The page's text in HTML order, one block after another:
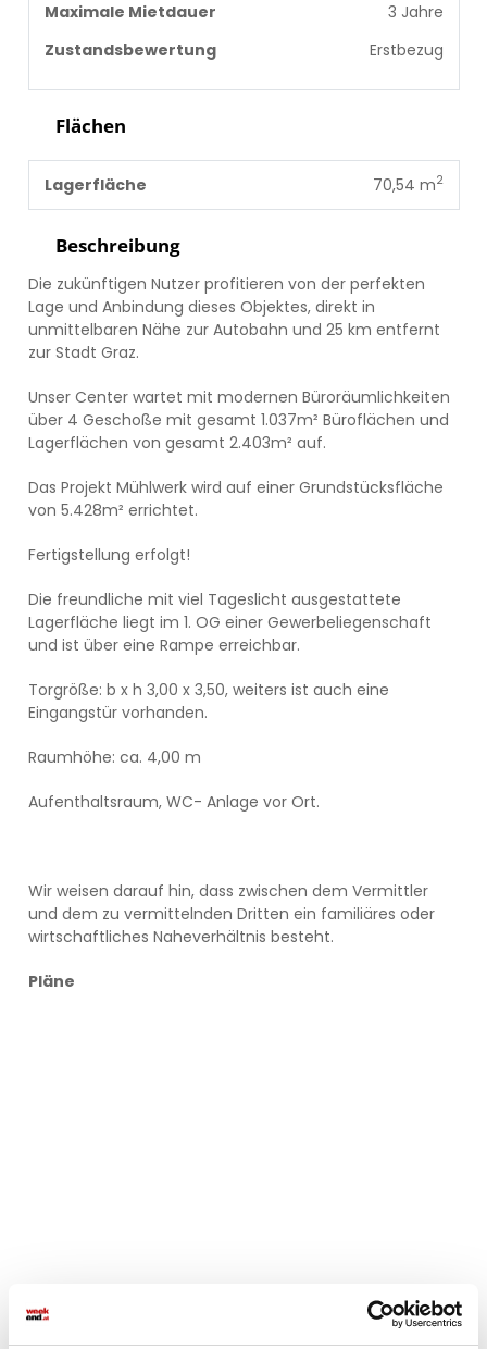
Beschreibung
Die zukünftigen Nutzer profitieren von der perfekten
Lage und Anbindung dieses Objektes, direkt in
unmittelbaren Nähe zur Autobahn und 25 km entfernt
zur Stadt Graz.
Unser Center wartet mit modernen Büroräumlichkeiten
über 4 Geschoße mit gesamt 1.037m² Büroflächen und
Lagerflächen von gesamt 2.403m² auf.
Das Projekt Mühlwerk wird auf einer Grundstücksfläche
von 5.428m² errichtet.
Fertigstellung erfolgt!
Die freundliche mit viel Tageslicht ausgestattete
Lagerfläche liegt im 1. OG einer Gewerbeliegenschaft
und ist über eine Rampe erreichbar.
Torgröße: b x h 3,00 x 3,50, weiters ist auch eine
Eingangstür vorhanden.
Raumhöhe: ca. 4,00 m
Aufenthaltsraum, WC- Anlage vor Ort.
Wir weisen darauf hin, dass zwischen dem Vermittler
und dem zu vermittelnden Dritten ein familiäres oder
wirtschaftliches Naheverhältnis besteht.
Pläne
Maximale Mietdauer
3 Jahre
Zustandsbewertung
Erstbezug
Flächen
Lagerfläche 70,54 m2